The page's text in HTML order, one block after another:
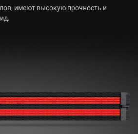
имеют высокую прочность и